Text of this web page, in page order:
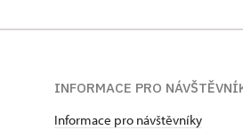
INFORMACE PRO
Informace pro návštěvníky